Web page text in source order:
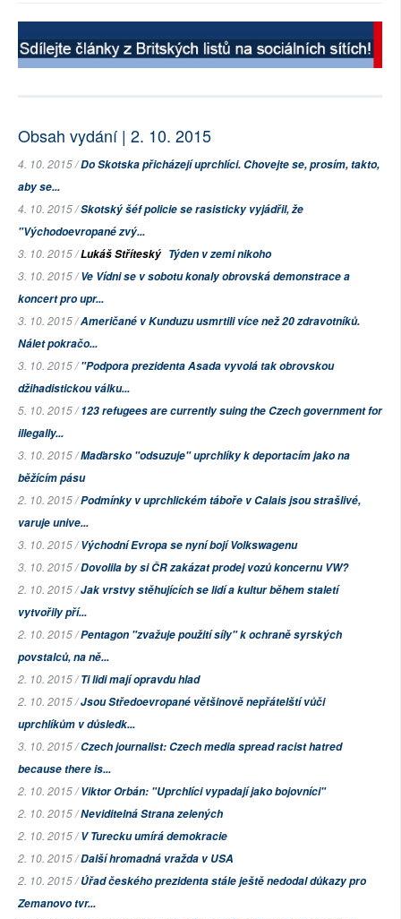
Obsah vydání | 2. 10. 2015
4. 10. 2015 /Do Skotska přicházejí uprchlíci. Chovejte se, prosím, takto,
aby se...
4. 10. 2015 /Skotský šéf policie se rasisticky vyjádřil, že
"Východoevropané zvý...
3. 10. 2015 /Lukáš Stříteský Týden v zemi nikoho
3. 10. 2015 /Ve Vídni se v sobotu konaly obrovská demonstrace a
koncert pro upr...
3. 10. 2015 /Američané v Kunduzu usmrtili více než 20 zdravotníků.
Nálet pokračo...
3. 10. 2015 /"Podpora prezidenta Asada vyvolá tak obrovskou
džihadistickou válku...
5. 10. 2015 /123 refugees are currently suing the Czech government for
illegally...
3. 10. 2015 /Maďarsko "odsuzuje" uprchlíky k deportacím jako na
běžícím pásu
2. 10. 2015 /Podmínky v uprchlickém táboře v Calais jsou strašlivé,
varuje unive...
3. 10. 2015 /Východní Evropa se nyní bojí Volkswagenu
3. 10. 2015 /Dovolila by si ČR zakázat prodej vozů koncernu VW?
2. 10. 2015 /Jak vrstvy stěhujících se lidí a kultur během staletí
vytvořily pří...
2. 10. 2015 /Pentagon "zvažuje použití síly" k ochraně syrských
povstalců, na ně...
2. 10. 2015 /Ti lidi mají opravdu hlad
2. 10. 2015 /Jsou Středoevropané většinově nepřátelští vůči
uprchlíkům v důsledk...
3. 10. 2015 /Czech journalist: Czech media spread racist hatred
because there is...
2. 10. 2015 /Viktor Orbán: "Uprchlíci vypadají jako bojovníci"
2. 10. 2015 /Neviditelná Strana zelených
2. 10. 2015 /V Turecku umírá demokracie
2. 10. 2015 /Další hromadná vražda v USA
2. 10. 2015 /Úřad českého prezidenta stále ještě nedodal důkazy pro
Zemanovo tvr...